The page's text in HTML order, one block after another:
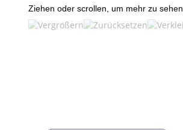
Ziehen oder scrollen, um mehr zu sehen